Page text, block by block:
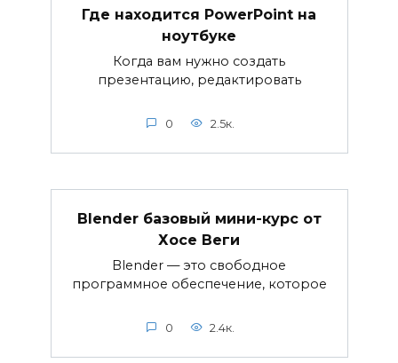
Где находится PowerPoint на
ноутбуке
Когда вам нужно создать
презентацию, редактировать
0 2.5к.
Blender базовый мини-курс от
Хосе Веги
Blender — это свободное
программное обеспечение, которое
0 2.4к.